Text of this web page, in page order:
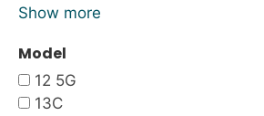
Show more
Model
12 5G
13C